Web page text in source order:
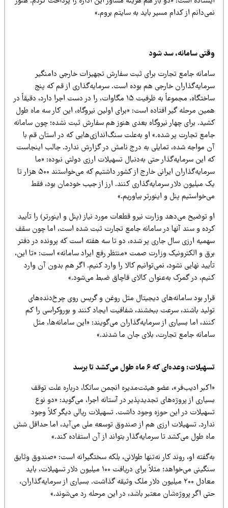
از کدام مسیر باید به سایتم بروم.»
سامانه، سد شود
جامع تجارت برای ثبت سفارش تجهیزات خارجی دامنگیر
خارجی هم بوده است. سرمایه‌گذاری از قم که پنج
ساختگاه، مجموعاً به ظرفیت ۱۵ مگاوات، را در دست اجرا دارد، دقیقاً در
مرحله گیر افتاده است: «برای اولین نیروگاه، این کار سه ماه طول
برای چهار نیروگاه بعدی هنوز هم سفارش ثبت نشده؛ چون سامانه
تجارت پر شده.» او به‌علت سنگ‌اندازی‌هایی که در استان قم با
مواجه شده، تمایلی به درج نامش در گزارش ندارد. جالب اینجاست
این سرمایه‌گذار حتی به‌دنبال تسهیلات ارزی دولتی نبوده: «ما
سرمایه‌گذاران ایرانی خارج از کشور داشتیم که می‌خواستند ۵۰۰ هزار تا
میلیون دلار سرمایه‌گذاری کنند. ارز از جیب خودمان بود، فقط
پنل و اینورتر بیاوریم.»
توضیح می‌دهد وزارت نیرو قطعات مورد نیاز (پنل و اینورتر) را تأیید
و سند آنها در سامانه جامع تجارت ثبت شده است، اما چون سقف
ارزی سال جاری پر شده، دو تا سه هفته‌ است که پرونده در دفتر
و الکترونیک وزارت صمت «منتظر رفع ایراد سامانه» است: «تا این،
نهایی نشود، نمی‌توانیم کالا را وارد کنیم. اگر هم بدون آن وارد
در گمرک به‌عنوان کالای قاچاق ضبط می‌شود.»
بود سامانه‌های دیجیتال مثل روغن و گریس روی چرخ‌دنده‌های
باشند، سرعت ببخشند، شفافیت ایجاد کنند و بوروکراسی را کم
اما بسیاری از سرمایه‌گذاران می‌گویند: «این سامانه‌ها، مثل
جامع تجارت، بلای جان ما شدند.»
وعده‌ای که ۶ ماه طول می‌کشد تا برسد
ادیب‌فر»، عضو هیئت‌مدیره انجمن ساتکا، درباره علت توقف
از پروژه‌های تجدیدپذیر در آستانه اجرا، می‌گوید: «دو نوع
در این حوزه وجود داشت. تسهیلات ریالی دیگر کلاً وجود
تسهیلات ارزی هم از صندوق توسعه ملی می‌آید، اما حداقل شش
طول می‌کشد تا سرمایه‌گذار بتواند از آن استفاده کند.»
او، روند کار نه‌تنها طولانی، بلکه سختگیرانه است: «صندوق وثایق
سنگینی می‌خواهد؛ مثلاً برای دریافت ۱۰۰ میلیون دلار تسهیلات، باید
معادل ۲۰۰ میلیون دلار ملک وثیقه گذاشت. بسیاری از سرمایه‌گذاران،
اگر پروژه‌شان معتبر باشد، در این مرحله رد می‌شوند.»